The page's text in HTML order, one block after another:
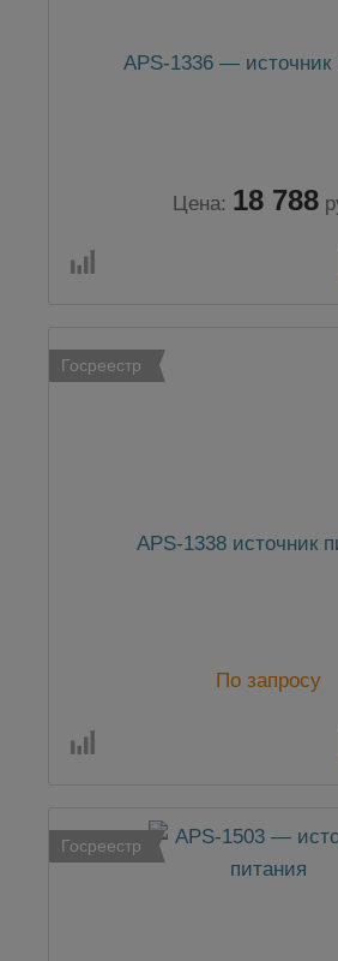
APS-1336 — источник
Цена: 18 788
Госреестр
APS-1338 источник
По запросу
Госреестр